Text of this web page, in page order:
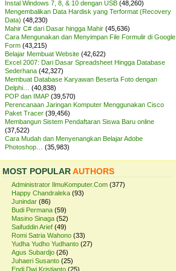
Instal Windows 7, 8, & 10 dengan USB (48,260)
Mengembalikan Data Hardisk yang Terformat (Recovery
Data) (48,230)
Mahir C# dari Dasar hingga Mahir (45,636)
Cara Mengunakan dan Menyimpan File Formulir di Google
Form (43,215)
Belajar Membuat Website (42,622)
Excel 2007: Dari Dasar Spreadsheet Hingga Database
Sederhana (42,327)
Membuat Database Karyawan Beserta Foto dengan
Delphi…
(40,838)
POP dan IMAP (39,570)
Perencanaan Jaringan Komputer Menggunakan Cisco
Paket Tracer (39,456)
Membangun Sistem Pendaftaran Siswa Baru online
(37,522)
Cara Mudah dan Menyenangkan Belajar Adobe
Photoshop…
(35,983)
MOST POPULARAUTHORS
Administrator IlmuKomputer.Com (377)
Happy Chandraleka (93)
Junindar (86)
Budi Permana (59)
Masino Sinaga (52)
Saifuddin Arief (49)
Romi Satria Wahono (33)
Yudha Yudho Yudhanto (27)
Agus Subardjo (26)
Juhaeri Susanto (25)
Endi Dwi Kristianto (25)